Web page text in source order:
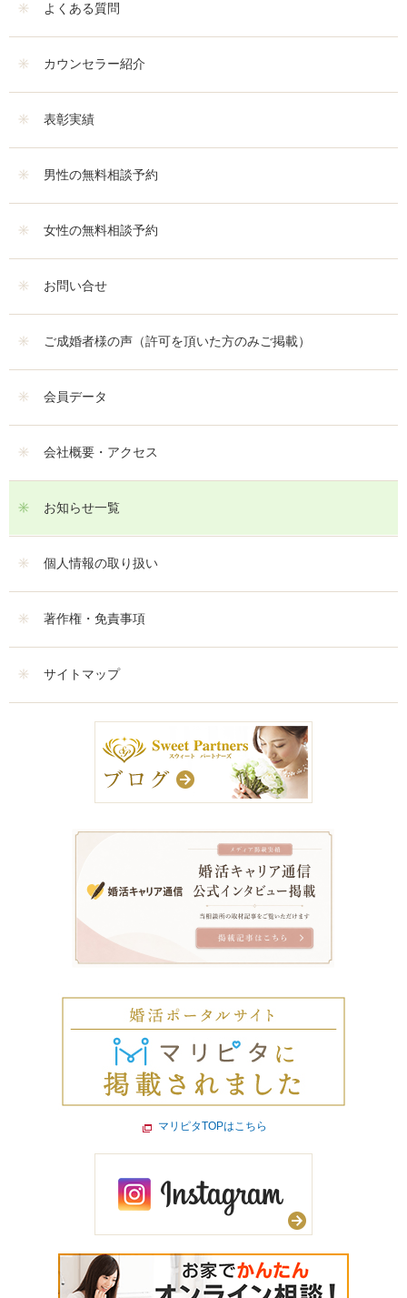
よくある質問
カウンセラー紹介
表彰実績
男性の無料相談予約
女性の無料相談予約
お問い合せ
ご成婚者様の声（許可を頂いた方のみご掲載）
会員データ
会社概要・アクセス
お知らせ一覧
個人情報の取り扱い
著作権・免責事項
サイトマップ
マリピタTOPはこちら